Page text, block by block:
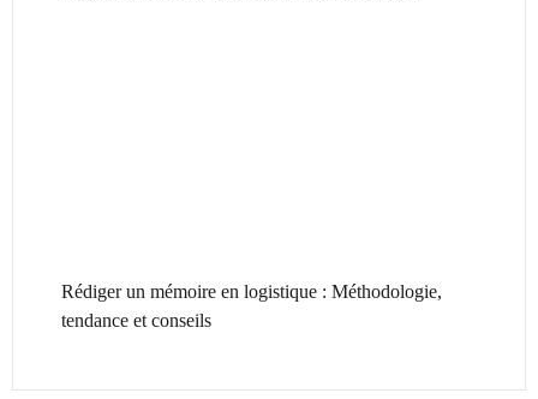
Rédiger un mémoire en logistique : Méthodologie,
tendance et conseils